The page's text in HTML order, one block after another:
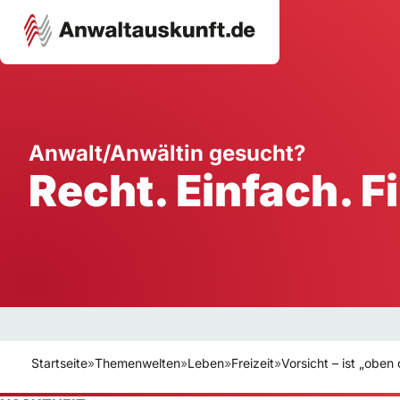
Ausbildung
Handwerk
Dienstleistung
Anwalt/Anwältin gesucht?
Recht. Einfach.
Startseite»Themenwelten»Leben»Freizeit»Vorsicht – ist „oben